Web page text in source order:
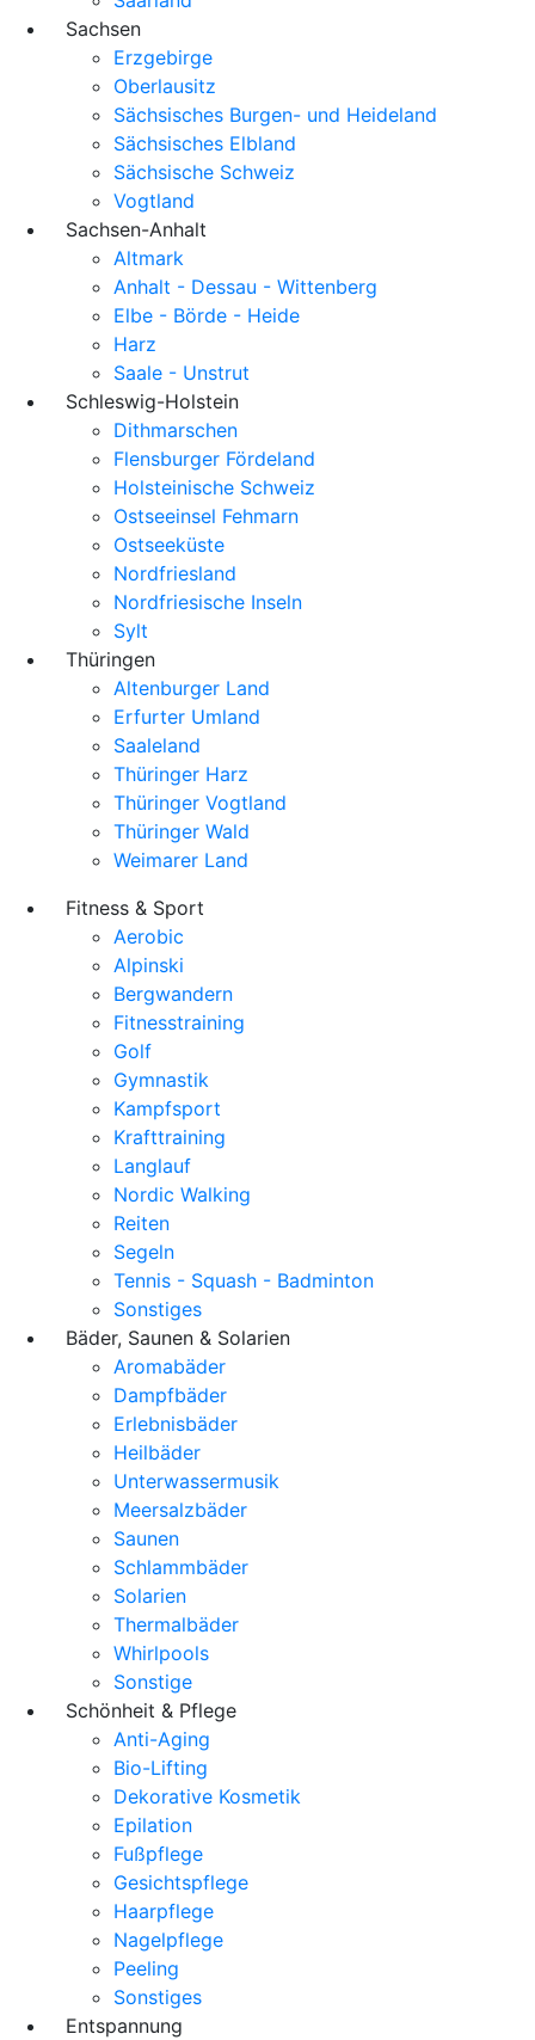
Sachsen
Erzgebirge
Oberlausitz
Sächsisches Burgen- und Heideland
Sächsisches Elbland
Sächsische Schweiz
Vogtland
Sachsen-Anhalt
Altmark
Anhalt - Dessau - Wittenberg
Elbe - Börde - Heide
Harz
Saale - Unstrut
Schleswig-Holstein
Dithmarschen
Flensburger Fördeland
Holsteinische Schweiz
Ostseeinsel Fehmarn
Ostseeküste
Nordfriesland
Nordfriesische Inseln
Sylt
Thüringen
Altenburger Land
Erfurter Umland
Saaleland
Thüringer Harz
Thüringer Vogtland
Thüringer Wald
Weimarer Land
Fitness & Sport
Aerobic
Alpinski
Bergwandern
Fitnesstraining
Golf
Gymnastik
Kampfsport
Krafttraining
Langlauf
Nordic Walking
Reiten
Segeln
Tennis - Squash - Badminton
Sonstiges
Bäder, Saunen & Solarien
Aromabäder
Dampfbäder
Erlebnisbäder
Heilbäder
Unterwassermusik
Meersalzbäder
Saunen
Schlammbäder
Solarien
Thermalbäder
Whirlpools
Sonstige
Schönheit & Pflege
Anti-Aging
Bio-Lifting
Dekorative Kosmetik
Epilation
Fußpflege
Gesichtspflege
Haarpflege
Nagelpflege
Peeling
Sonstiges
Entspannung